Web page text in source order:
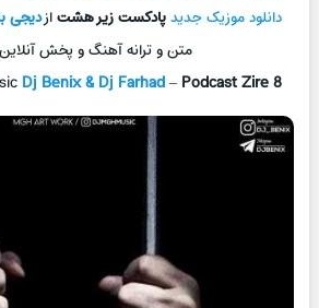
دانلود موزیک جدیدپادکست زیر هشتازدیجی
متن و ترانه آهنگ و پخش
Dj Benix & Dj Farhad– Podcast Zire 8